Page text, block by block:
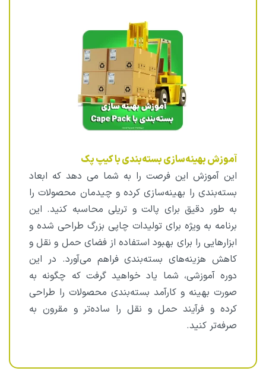
آموزش بهینه‌سازی بسته‌بندی با کیپ پک
این آموزش این فرصت را به شما می دهد که ابعاد
بسته‌بندی را بهینه‌سازی کرده و چیدمان محصولات را
به طور دقیق برای پالت و تریلی محاسبه کنید. این
برنامه به ویژه برای تولیدات چاپی بزرگ طراحی شده و
ابزارهایی را برای بهبود استفاده از فضای حمل و نقل و
کاهش هزینه‌های بسته‌بندی فراهم می‌آورد. در این
دوره آموزشی، شما یاد خواهید گرفت که چگونه به
صورت بهینه و کارآمد بسته‌بندی محصولات را طراحی
کرده و فرآیند حمل و نقل را ساده‌تر و مقرون به
صرفه‌تر کنید.